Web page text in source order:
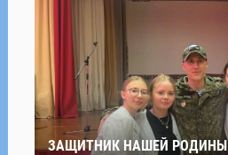
ЗАЩИТНИК НАШЕЙ РОДИНЫ